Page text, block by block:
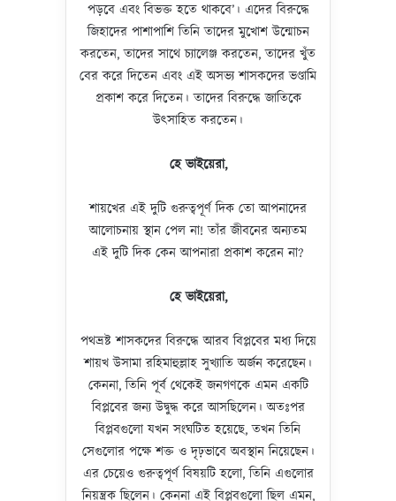
পড়বে এবং বিভক্ত হতে থাকবে’। এদের বিরুদ্ধে
জিহাদের পাশাপাশি তিনি তাদের মুখোশ উন্মোচন
করতেন, তাদের সাথে চ্যালেঞ্জ করতেন, তাদের খুঁত
বের করে দিতেন এবং এই অসভ্য শাসকদের ভণ্ডামি
প্রকাশ করে দিতেন। তাদের বিরুদ্ধে জাতিকে
উৎসাহিত করতেন।
হে ভাইয়েরা,
শায়খের এই দুটি গুরুত্বপূর্ণ দিক তো আপনাদের
আলোচনায় স্থান পেল না! তাঁর জীবনের অন্যতম
এই দুটি দিক কেন আপনারা প্রকাশ করেন না?
হে ভাইয়েরা,
পথভ্রষ্ট শাসকদের বিরুদ্ধে আরব বিপ্লবের মধ্য দিয়ে
শায়খ উসামা রহিমাহুল্লাহ সুখ্যাতি অর্জন করেছেন।
কেননা, তিনি পূর্ব থেকেই জনগণকে এমন একটি
বিপ্লবের জন্য উদ্বুদ্ধ করে আসছিলেন। অতঃপর
বিপ্লবগুলো যখন সংঘটিত হয়েছে, তখন তিনি
সেগুলোর পক্ষে শক্ত ও দৃঢ়ভাবে অবস্থান নিয়েছেন।
এর চেয়েও গুরুত্বপূর্ণ বিষয়টি হলো, তিনি এগুলোর
নিয়ন্ত্রক ছিলেন। কেননা এই বিপ্লবগুলো ছিল এমন,